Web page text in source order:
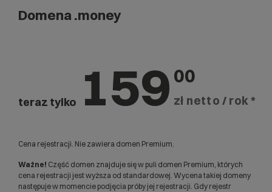
Domena .money
teraz tylko 159 00
zł netto / rok *
Cena rejestracji. Nie zawiera domen Premium.
Ważne! Część domen znajduje się w puli domen Premium, których
cena rejestracji jest wyższa od standardowej. Wycena takiej domeny
następuje w momencie podjęcia próby jej rejestracji. Gdy rejestr